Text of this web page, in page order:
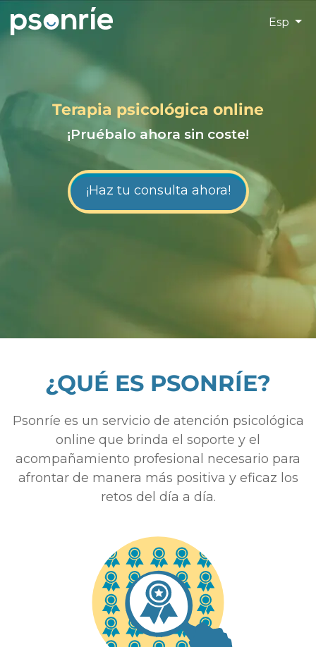
Esp
Terapia psicológica online
¡Pruébalo ahora sin coste!
¡Haz tu consulta ahora!
¿QUÉ ES PSONRÍE?
Psonríe es un servicio de atención psicológica
online que brinda el soporte y el
acompañamiento profesional necesario para
afrontar de manera más positiva y eficaz los
retos del día a día.